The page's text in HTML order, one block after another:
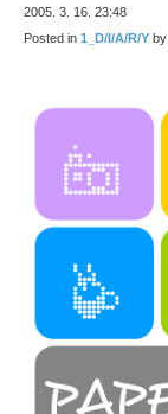
2005. 3. 16. 23:48
Posted in 1_D/I/A/R/Y by